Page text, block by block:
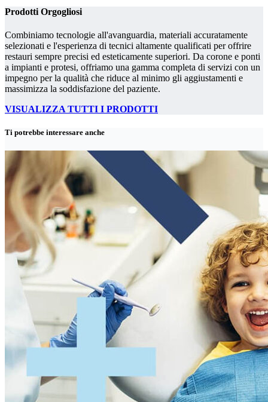
Prodotti Orgogliosi
Combiniamo tecnologie all'avanguardia, materiali accuratamente
selezionati e l'esperienza di tecnici altamente qualificati per offrire
restauri sempre precisi ed esteticamente superiori. Da corone e ponti
a impianti e protesi, offriamo una gamma completa di servizi con un
impegno per la qualità che riduce al minimo gli aggiustamenti e
massimizza la soddisfazione del paziente.
VISUALIZZA TUTTI I PRODOTTI
Ti potrebbe interessare anche